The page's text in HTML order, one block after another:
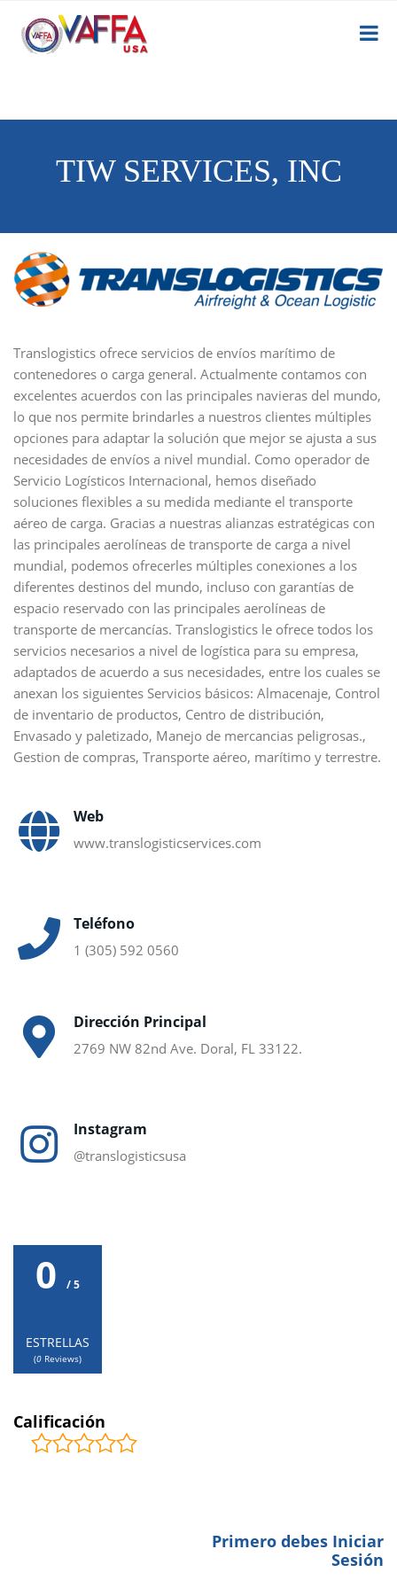
TIW SERVICES, INC
Translogistics ofrece servicios de envíos marítimo de
contenedores o carga general. Actualmente contamos con
excelentes acuerdos con las principales navieras del mundo,
lo que nos permite brindarles a nuestros clientes múltiples
opciones para adaptar la solución que mejor se ajusta a sus
necesidades de envíos a nivel mundial. Como operador de
Servicio Logísticos Internacional, hemos diseñado
soluciones flexibles a su medida mediante el transporte
aéreo de carga. Gracias a nuestras alianzas estratégicas con
las principales aerolíneas de transporte de carga a nivel
mundial, podemos ofrecerles múltiples conexiones a los
diferentes destinos del mundo, incluso con garantías de
espacio reservado con las principales aerolíneas de
transporte de mercancías. Translogistics le ofrece todos los
servicios necesarios a nivel de logística para su empresa,
adaptados de acuerdo a sus necesidades, entre los cuales se
anexan los siguientes Servicios básicos: Almacenaje, Control
de inventario de productos, Centro de distribución,
Envasado y paletizado, Manejo de mercancias peligrosas.,
Gestion de compras, Transporte aéreo, marítimo y terrestre.
Web
www.translogisticservices.com
Teléfono
1 (305) 592 0560
Dirección Principal
2769 NW 82nd Ave. Doral, FL 33122.
Instagram
@translogisticsusa
0 / 5
ESTRELLAS
(0 Reviews)
Calificación
Primero debes Iniciar
Sesión